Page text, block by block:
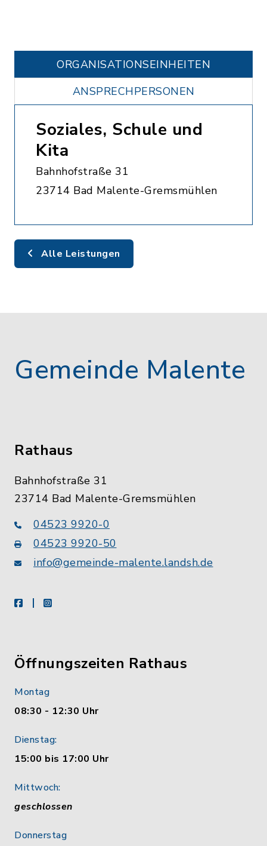
ORGANISATIONS­EINHEITEN
ANSPRECHPERSONEN
Soziales, Schule und
Kita
Bahnhofstraße 31
23714 Bad Malente-Gremsmühlen
Alle Leistungen
Gemeinde Malente
Rathaus
Bahnhofstraße 31
23714 Bad Malente-Gremsmühlen
04523 9920-0
04523 9920-50
info@gemeinde-malente.landsh.de
facebookinstagram
Öffnungszeiten Rathaus
Montag
08:30 - 12:30 Uhr
Dienstag:
15:00 bis 17:00 Uhr
Mittwoch:
geschlossen
Donnerstag